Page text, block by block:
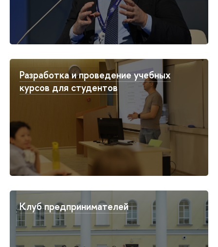
Разработка и проведение учебных
курсов для студентов
Клуб предпринимателей